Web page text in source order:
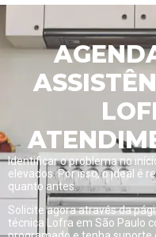
Identificar o problema no
elevados. Por isso, o ideal é
quanto antes.
Solicite agora através da
técnica Lofra em São Paulo